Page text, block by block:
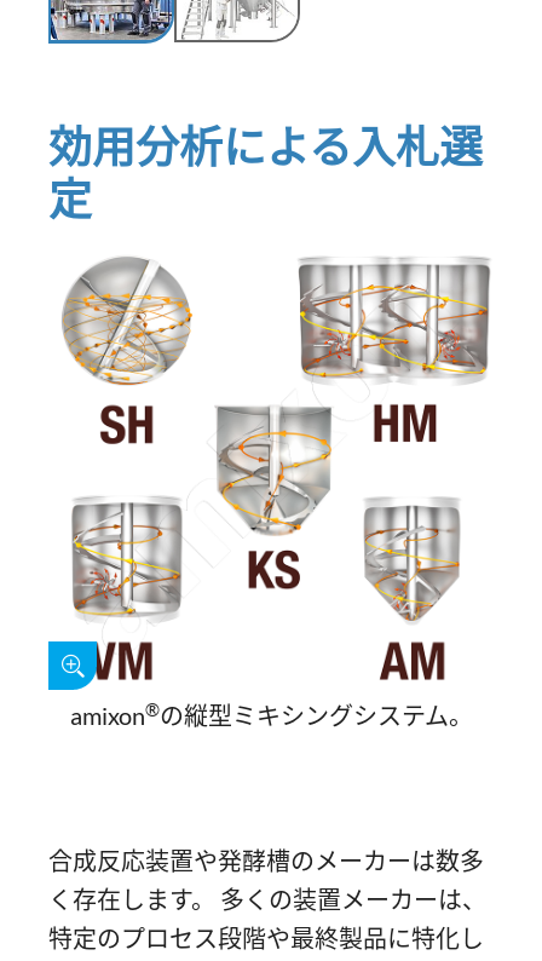
効用分析による入札選
定
amixon®の縦型ミキシングシステム。
合成反応装置や発酵槽のメーカーは数多
く存在します。 多くの装置メーカーは、
特定のプロセス段階や最終製品に特化し